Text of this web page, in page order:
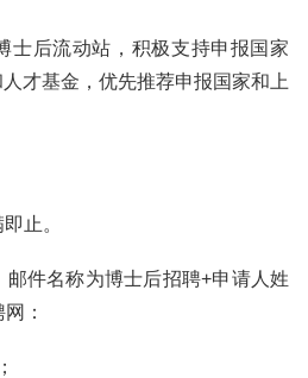
士后流动站，积极支持申报国家
才基金，优先推荐申报国家和上
止。
邮件名称为博士后招聘+申请人姓
：